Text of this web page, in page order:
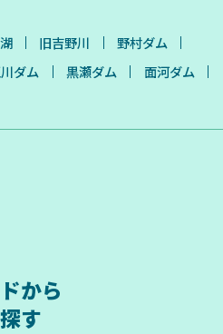
旧吉野川
野村ダム
ダム 黒瀬ダム
面河ダム
から
す